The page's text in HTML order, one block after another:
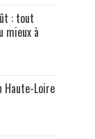
: tout
mieux à
Haute-Loire